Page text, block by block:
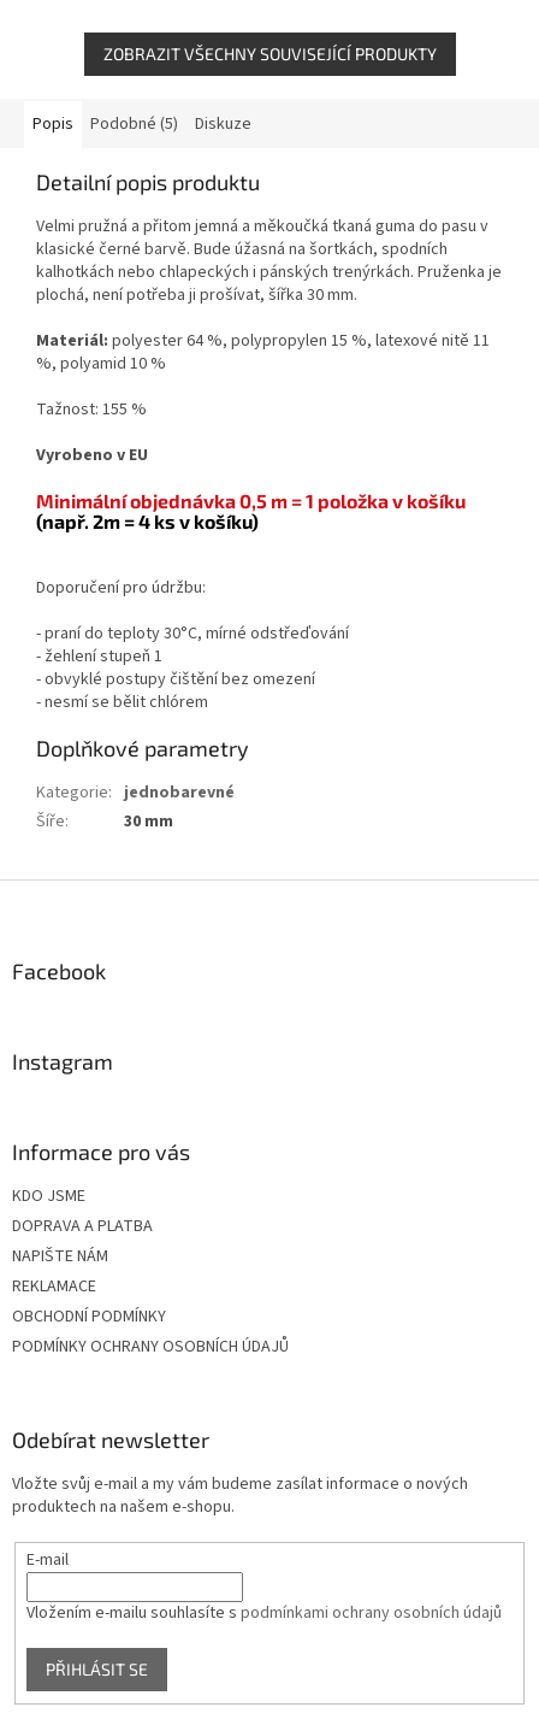
ZOBRAZIT VŠECHNY SOUVISEJÍCÍ PRODUKTY
Popis Podobné (5) Diskuze
Detailní popis produktu
Velmi pružná a přitom jemná a měkoučká tkaná guma do pasu v
klasické černé barvě. Bude úžasná na šortkách, spodních
kalhotkách nebo chlapeckých i pánských trenýrkách. Pruženka je
plochá, není potřeba ji prošívat, šířka 30 mm.
Materiál: polyester 64 %, polypropylen 15 %, latexové nitě 11
%, polyamid 10 %
Tažnost: 155 %
Vyrobeno v EU
Minimální objednávka 0,5 m = 1 položka v košíku
(např. 2m = 4 ks v košíku)
Doporučení pro údržbu:
- praní do teploty 30°C, mírné odstřeďování
- žehlení stupeň 1
- obvyklé postupy čištění bez omezení
- nesmí se bělit chlórem
Doplňkové parametry
Kategorie: jednobarevné
Šíře: 30 mm
Facebook
Instagram
Informace pro vás
KDO JSME
DOPRAVA A PLATBA
NAPIŠTE NÁM
REKLAMACE
OBCHODNÍ PODMÍNKY
PODMÍNKY OCHRANY OSOBNÍCH ÚDAJŮ
Odebírat newsletter
Vložte svůj e-mail a my vám budeme zasílat informace o nových
produktech na našem e-shopu.
E-mail
Vložením e-mailu souhlasíte s podmínkami ochrany osobních údajů
PŘIHLÁSIT SE